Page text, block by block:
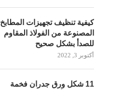
كيفية تنظيف تجهيزات المطابخ
المصنوعة من الفولاذ المقاوم
للصدأ بشكل صحيح
أكتوبر 3, 2022
11 شكل ورق جدران فخمة